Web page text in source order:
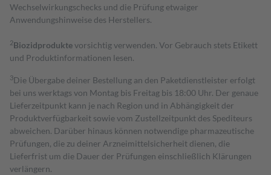
Wechselwirkungschecks und die Prüfung etwaiger
Anwendungshinweise des Herstellers.
2Biozidproduktevorsichtig verwenden. Vor Gebrauch stets Etikett
und Produktinformationen lesen.
3Die Übergabe deiner Bestellung an den Paketdienstleister erfolgt
bei uns werktags von Montag bis Freitag bis 18:00 Uhr. Der genaue
Lieferzeitpunkt kann je nach Region und in Abhängigkeit der
Produktverfügbarkeit sowie vom Zustellzeitpunkt des Spediteurs
abweichen. Darüber hinaus können notwendige pharmazeutische
Prüfungen, die zu deiner Arzneimittelsicherheit dienen, die
Lieferfrist um die Dauer der Prüfungen einschließlich Klärungen
verlängern.